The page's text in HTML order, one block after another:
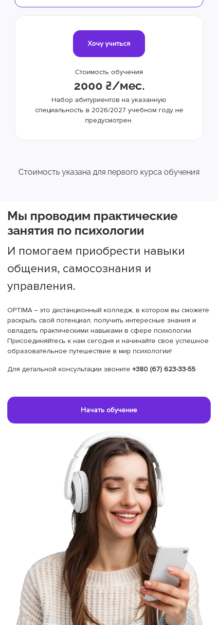
Стоимость обучения
2000 ₴/мес.
Набор абитуриентов на указанную
специальность в 2026/2027 учебном году не
предусмотрен.
Хочу учиться
Стоимость указана для первого курса обучения
Мы проводим практические
занятия по психологии
И помогаем приобрести навыки
общения, самосознания и
управления.
OPTIMA – это дистанционный колледж, в котором вы сможете
раскрыть свой потенциал, получить интересные знания и
овладеть практическими навыками в сфере психологии.
Присоединяйтесь к нам сегодня и начинайте свое успешное
образовательное путешествие в мир психологии!
Для детальной консультации звоните +380 (67) 623-33-55
Начать обучение